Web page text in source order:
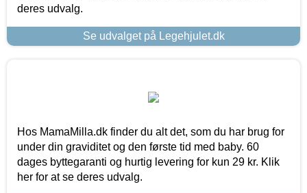
deres udvalg.
Se udvalget på Legehjulet.dk
Hos MamaMilla.dk finder du alt det, som du har brug for
under din graviditet og den første tid med baby. 60
dages byttegaranti og hurtig levering for kun 29 kr. Klik
her for at se deres udvalg.